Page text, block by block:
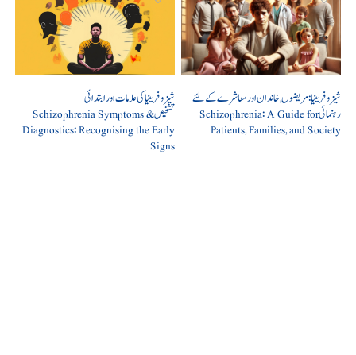
شیزوفرینیا: مریضوں, خاندان اور معاشرے کے لئے
رہنمائی Schizophrenia: A Guide for
Patients, Families, and Society
شیزوفرینیا کی علامات اور ابتدائی
تشخیص Schizophrenia Symptoms &
Diagnostics: Recognising the Early
Signs